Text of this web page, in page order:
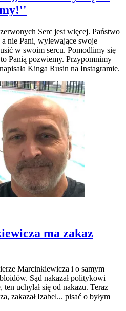
Serc jest więcej. Państwo
nie Pani, wylewające swoje
w swoim sercu. Pomodlimy się
Panią pozwiemy. Przypomnimy
Kinga Rusin na Instagramie.
ma zakaz
Marcinkiewicza i o samym
Sąd nakazał politykowi
ten uchylał się od nakazu. Teraz
zakazał Izabel... pisać o byłym